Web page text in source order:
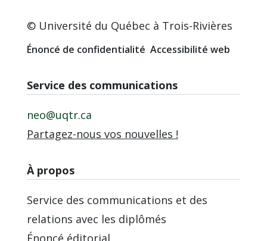
© Université du Québec à Trois-Rivières
Énoncé de confidentialité Accessibilité web
Service des communications
neo@uqtr.ca
Partagez-nous vos nouvelles !
À propos
Service des communications et des
relations avec les diplômés
Énoncé éditorial